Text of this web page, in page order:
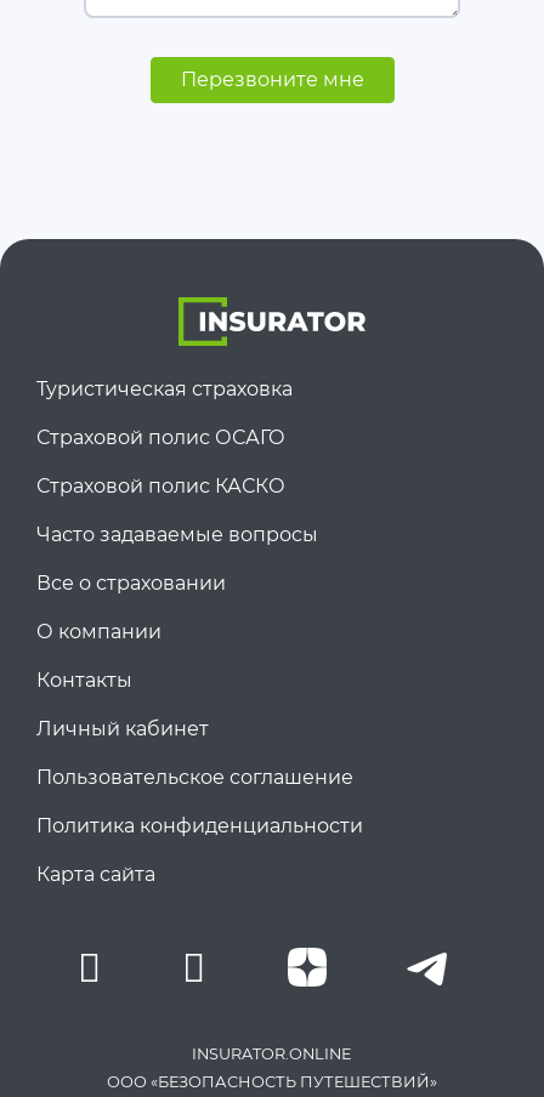
Перезвоните мне
Туристическая страховка
Страховой полис ОСАГО
Страховой полис КАСКО
Часто задаваемые вопросы
Все о страховании
О компании
Контакты
Личный кабинет
Пользовательское соглашение
Политика конфиденциальности
Карта сайта
INSURATOR.ONLINE
ООО «БЕЗОПАСНОСТЬ ПУТЕШЕСТВИЙ»